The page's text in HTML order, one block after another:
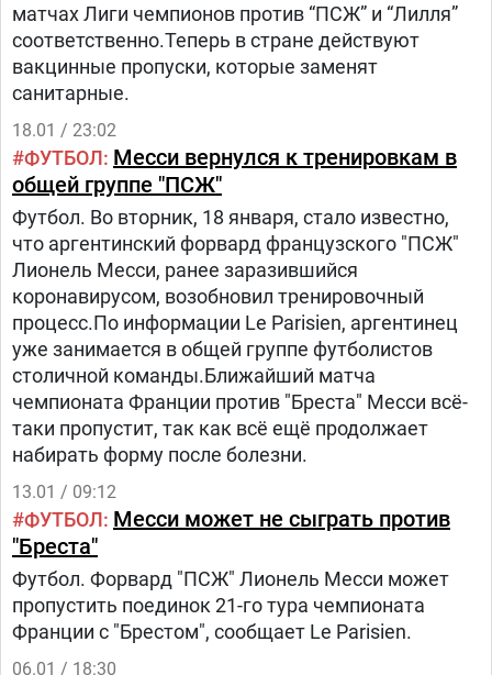
матчах Лиги чемпионов против “ПСЖ” и “Лилля”
соответственно.Теперь в стране действуют
вакцинные пропуски, которые заменят
санитарные.
18.01 / 23:02
ФУТБОЛ Месси вернулся к тренировкам в
общей группе "ПСЖ"
Футбол. Во вторник, 18 января, стало известно,
что аргентинский форвард французского "ПСЖ"
Лионель Месси, ранее заразившийся
коронавирусом, возобновил тренировочный
процесс.По информации Le Parisien, аргентинец
уже занимается в общей группе футболистов
столичной команды.Ближайший матча
чемпионата Франции против "Бреста" Месси всё-
таки пропустит, так как всё ещё продолжает
набирать форму после болезни.
13.01 / 09:12
ФУТБОЛ Месси может не сыграть против
"Бреста"
Футбол. Форвард "ПСЖ" Лионель Месси может
пропустить поединок 21-го тура чемпионата
Франции с "Брестом", сообщает Le Parisien.
06.01 / 18:30